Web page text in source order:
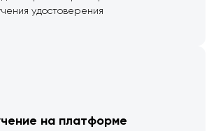
удостоверения
на платформе